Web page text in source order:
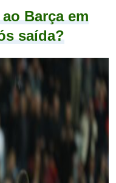
Barça em
saída?